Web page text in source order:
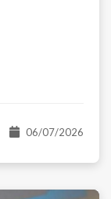
06/07/2026